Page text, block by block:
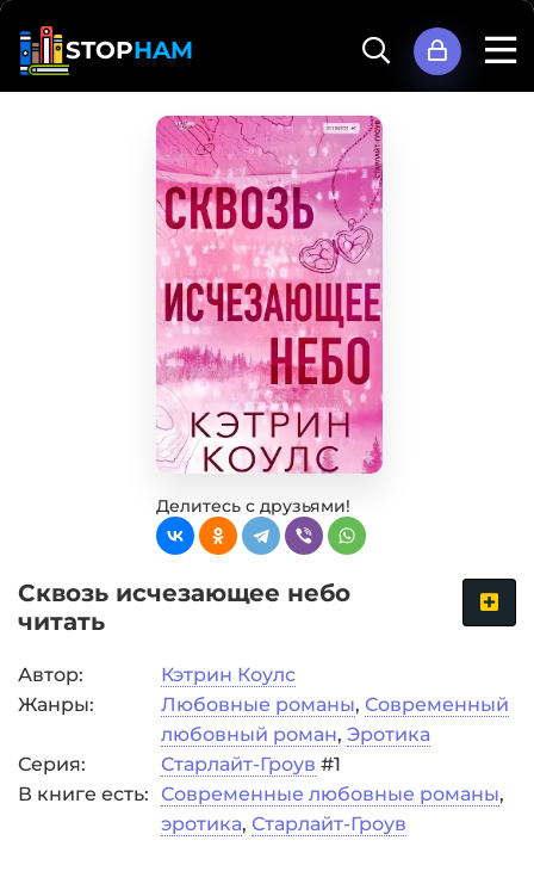
STOPHAM
Делитесь с друзьями!
Сквозь исчезающее небо
читать
Автор:
Кэтрин Коулс
Жанры:
Любовные романы, Современный
любовный роман, Эротика
Серия:
Старлайт-Гроув #1
В книге есть:
Современные любовные романы,
эротика, Старлайт-Гроув